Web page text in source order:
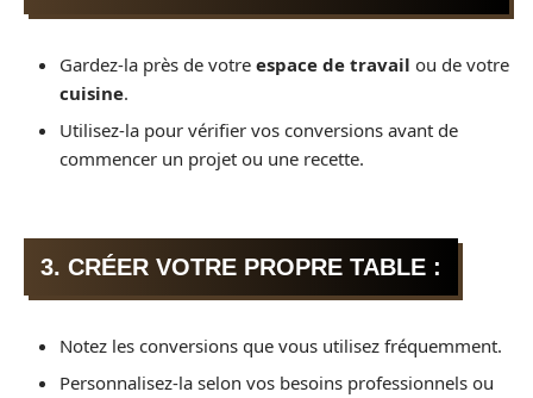
Gardez-la près de votre espace de travail ou de votre
cuisine.
Utilisez-la pour vérifier vos conversions avant de
commencer un projet ou une recette.
3. CRÉER VOTRE PROPRE TABLE :
Notez les conversions que vous utilisez fréquemment.
Personnalisez-la selon vos besoins professionnels ou